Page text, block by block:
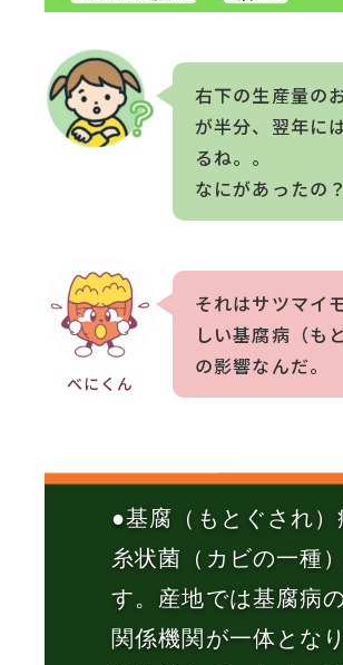
右下の生産量の
が半分、翌年に
るね。。
なにがあったの
べにくん
それはサツマイ
しい基腐病（も
の影響なんだ。
●基腐（もとぐされ）
糸状菌（カビの一種
す。産地では基腐病
関係機関が一体とな